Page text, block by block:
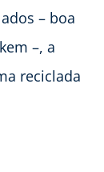
– boa
–, a
reciclada